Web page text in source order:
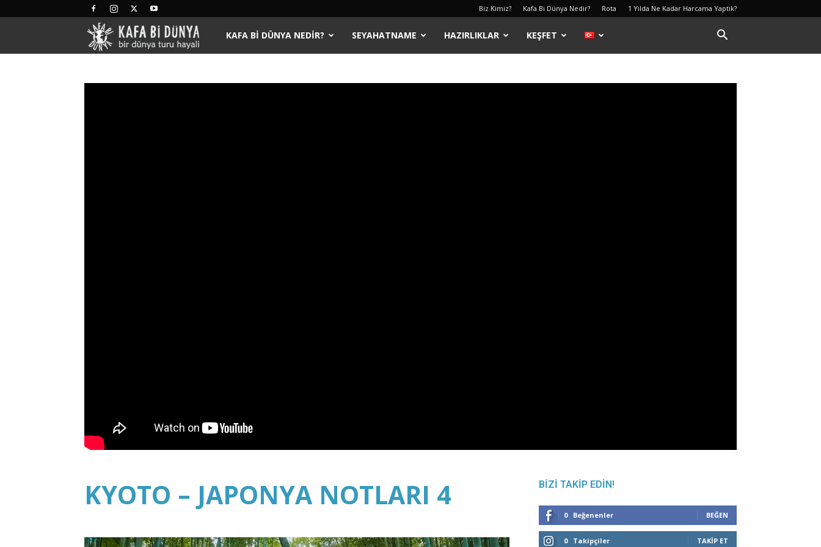
Biz Kimiz? Kafa Bi Dünya Nedir? Rota 1 Yılda Ne Kadar Harcama Yaptık?
Kafa
KAFA BI DÜNYA NEDIR? SEYAHATNAME HAZIRLIKLAR KEŞFET
KYOTO – JAPONYA NOTLARI 4 BIZI TAKIP EDIN!
0 Beğenenler BEĞEN
0 Takipçiler TAKIP ET